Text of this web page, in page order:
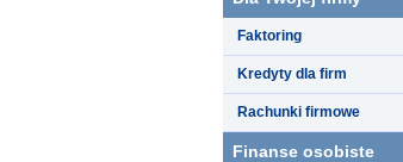
Faktoring
Kredyty dla firm
Rachunki firmowe
Finanse osobiste